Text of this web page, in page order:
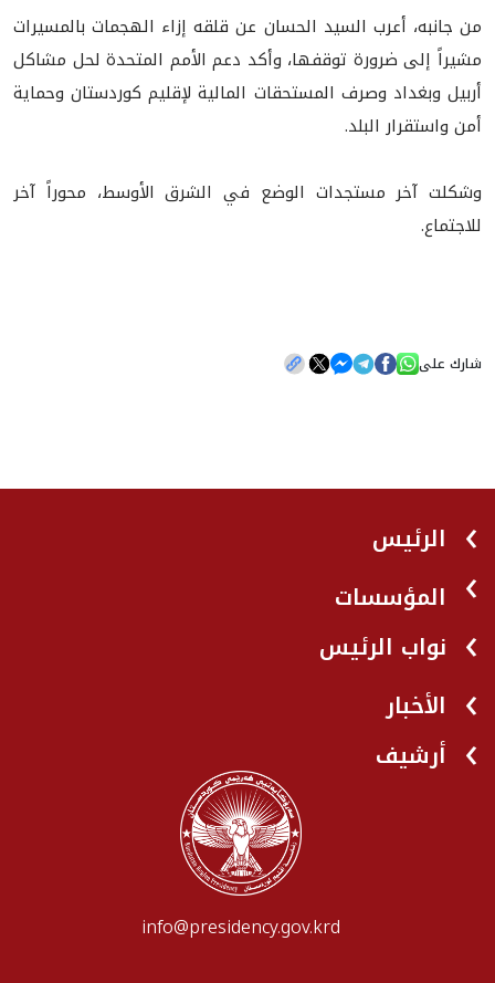
من جانبه، أعرب السيد الحسان عن قلقه إزاء الهجمات بالمسيرات
مشيراً إلى ضرورة توقفها، وأكد دعم الأمم المتحدة لحل مشاكل
أربيل وبغداد وصرف المستحقات المالية لإقليم كوردستان وحماية
أمن واستقرار البلد.
وشكلت آخر مستجدات الوضع في الشرق الأوسط، محوراً آخر
للاجتماع.
شارك على
الرئيس
المؤسسات
نواب الرئيس
الأخبار
أرشيف
info@presidency.gov.krd